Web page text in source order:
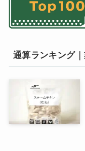
通算ランキング